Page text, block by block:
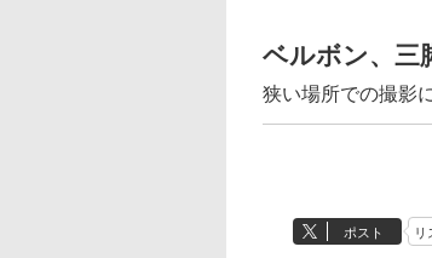
ベルボン、三
狭い場所での撮影
ポスト リ